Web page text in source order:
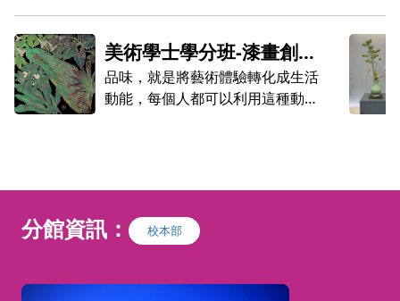
美術學士學分班-漆畫創
作-螺鈿
品味，就是將藝術體驗轉化成生活
動能，每個人都可以利用這種動能
本期【美術學士學分班】開設課
水墨工筆班：每週一，夜間上
分館資訊： 校本部